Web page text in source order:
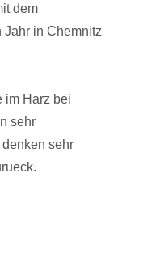
dem
Jahr in Chemnitz
im Harz bei
sehr
sehr